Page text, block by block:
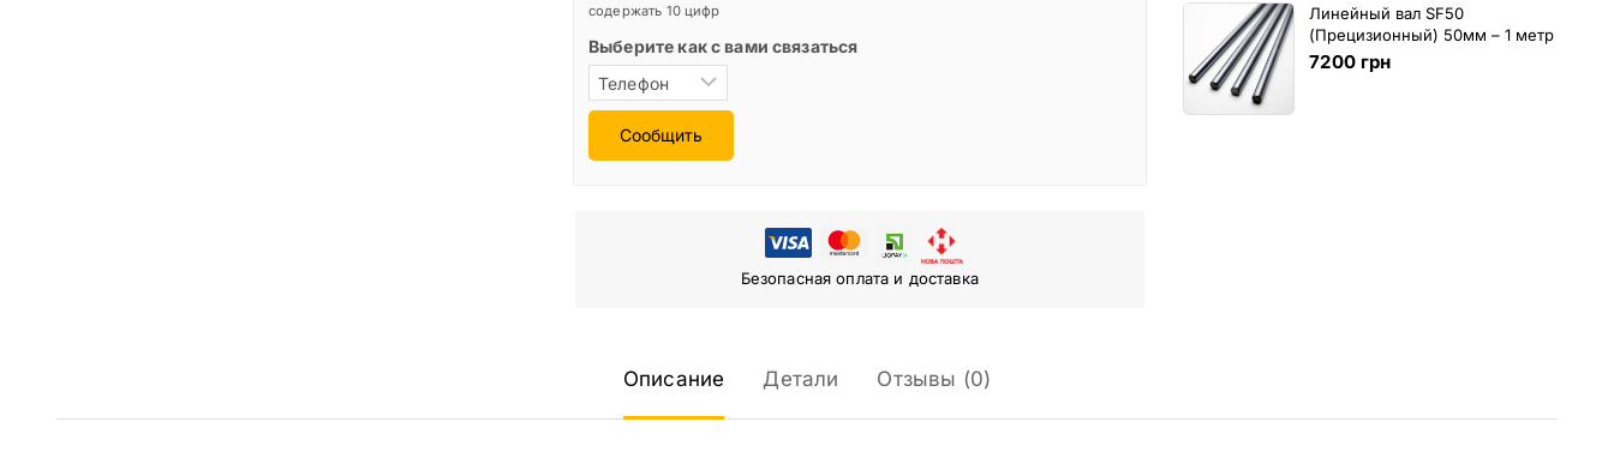
Линейный вал SF50
(Прецизионный) 50мм – 1 метр
7200 грн
содержать 10 цифр
Выберите как с вами связаться
Сообщить
Безопасная оплата и доставка
Описание Детали Отзывы (0)